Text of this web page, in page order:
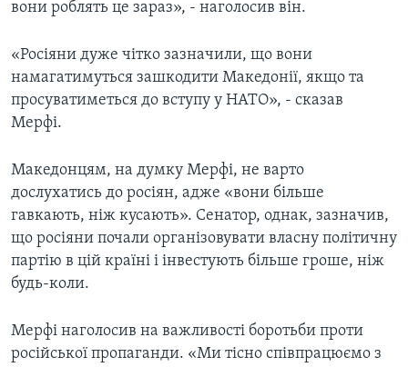
вони роблять це зараз», - наголосив він.
«Росіяни дуже чітко зазначили, що вони
намагатимуться зашкодити Македонії, якщо та
просуватиметься до вступу у НАТО», - сказав
Мерфі.
Македонцям, на думку Мерфі, не варто
дослухатись до росіян, адже «вони більше
гавкають, ніж кусають». Сенатор, однак, зазначив,
що росіяни почали організовувати власну політичну
партію в цій країні і інвестують більше гроше, ніж
будь-коли.
Мерфі наголосив на важливості боротьби проти
російської пропаганди. «Ми тісно співпрацюємо з